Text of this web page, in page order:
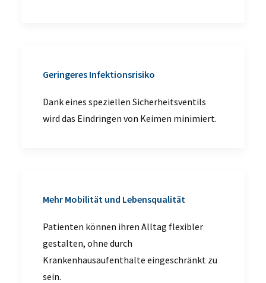
Geringeres Infektionsrisiko
Dank eines speziellen Sicherheitsventils
wird das Eindringen von Keimen minimiert.
Mehr Mobilität und Lebensqualität
Patienten können ihren Alltag flexibler
gestalten, ohne durch
Krankenhausaufenthalte eingeschränkt zu
sein.